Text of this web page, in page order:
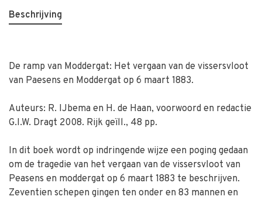
Beschrijving
De ramp van Moddergat: Het vergaan van de vissersvloot
van Paesens en Moddergat op 6 maart 1883.
Auteurs: R. IJbema en H. de Haan, voorwoord en redactie
G.I.W. Dragt 2008. Rijk geïll., 48 pp.
In dit boek wordt op indringende wijze een poging gedaan
om de tragedie van het vergaan van de vissersvloot van
Peasens en moddergat op 6 maart 1883 te beschrijven.
Zeventien schepen gingen ten onder en 83 mannen en